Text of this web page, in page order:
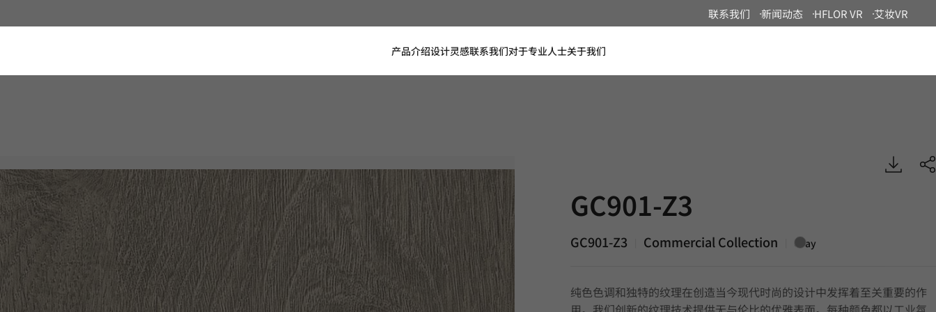
联系我们 新闻动态 HFLOR VR 艾妆VR
产品介绍设计灵感联系我们对于专业人士关于我们
GC901-Z3
GC901-Z3 Commercial Collection Gray
纯色色调和独特的纹理在创造当今现代时尚的设计中发挥着至关重要的作